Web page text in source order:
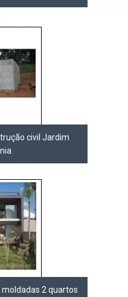
civil Jardim
2 quartos